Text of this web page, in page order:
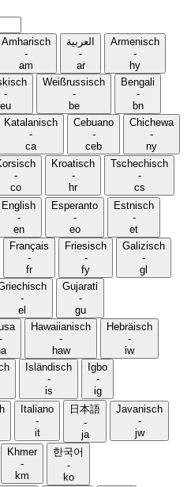
Amharisch
-
am
العربية
-
ar
Armenisch
-
hy
-
eu
Weißrussisch
-
be
Bengali
-
bn
Katalanisch
-
ca
Cebuano
-
ceb
Chichewa
-
ny
-
co
Kroatisch
-
hr
Tschechisch
-
cs
English
-
en
Esperanto
-
eo
Estnisch
-
et
Français
-
fr
Friesisch
-
fy
Galizisch
-
gl
-
el
Gujarati
-
gu
-
Hawaiianisch
-
haw
Hebräisch
-
iw
Isländisch
-
is
Igbo
-
ig
Italiano
-
it
日本語
-
ja
Javanisch
-
jw
Khmer
-
km
한국어
-
ko